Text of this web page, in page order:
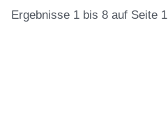
Ergebnisse 1 bis 8 auf Seite 1